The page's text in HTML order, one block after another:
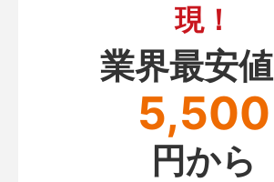
現！
業界最安
5,500
円から